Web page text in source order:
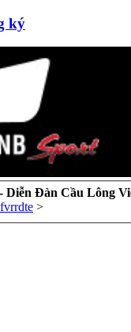
ký
Đàn Cầu Lông
>